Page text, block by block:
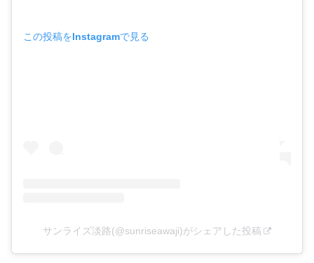
この投稿をInstagramで見る
サンライズ淡路(@sunriseawaji)がシェアした投稿